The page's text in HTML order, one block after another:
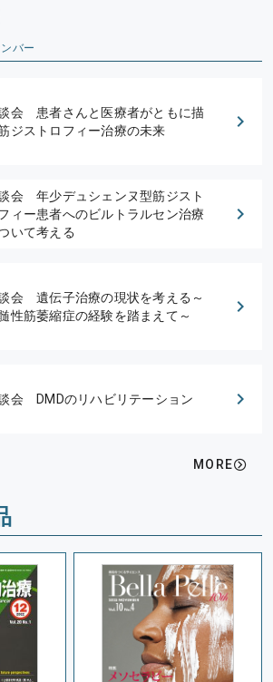
バー
会 患者さんと医療者がともに描
ジストロフィー治療の未来
会 年少デュシェンヌ型筋ジスト
ィー患者へのビルトラルセン治療
いて考える
会 遺伝子治療の現状を考える～
性筋萎縮症の経験を踏まえて～
会 DMDのリハビリテーション
MORE